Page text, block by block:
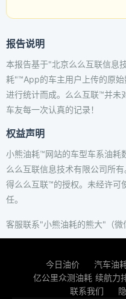
报告说明
本报告基于"北京么么互联信息
耗"™App的车主用户上传的原
进行统计而成。么么互联™并未
车友每一次认真的记录！
权益声明
小熊油耗™网站的车型车系油耗
么么互联信息技术有限公司所
得么么互联™的授权。未经许可
任。
客服联系"小熊油耗的熊大"（微
今日油价 汽车油
亿公里众测油耗 续航力
联系我们